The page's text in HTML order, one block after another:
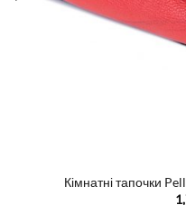
Кімнатні тапочки